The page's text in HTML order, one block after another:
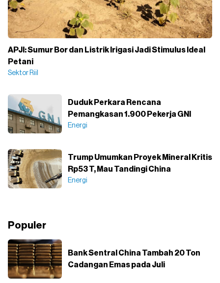
APJI: Sumur Bor dan Listrik Irigasi Jadi Stimulus Ideal
Petani
Sektor Riil
Duduk Perkara Rencana
Pemangkasan 1.900 Pekerja GNI
Energi
Trump Umumkan Proyek Mineral Kritis
Rp53 T, Mau Tandingi China
Energi
Populer
Bank Sentral China Tambah 20 Ton
Cadangan Emas pada Juli